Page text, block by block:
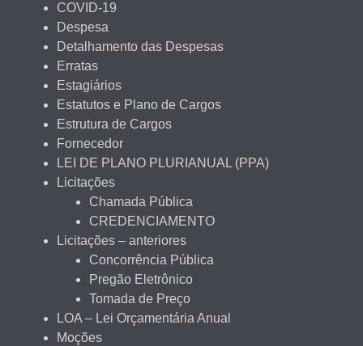
COVID-19
Despesa
Detalhamento das Despesas
Erratas
Estagiários
Estatutos e Plano de Cargos
Estrutura de Cargos
Fornecedor
LEI DE PLANO PLURIANUAL (PPA)
Licitações
Chamada Pública
CREDENCIAMENTO
Licitações – anteriores
Concorrência Pública
Pregão Eletrônico
Tomada de Preço
LOA – Lei Orçamentária Anual
Moções